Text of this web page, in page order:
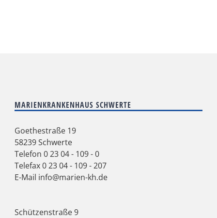
MARIENKRANKENHAUS SCHWERTE
Goethestraße 19
58239 Schwerte
Telefon 0 23 04 - 109 - 0
Telefax 0 23 04 - 109 - 207
E-Mail info@marien-kh.de
Schützenstraße 9